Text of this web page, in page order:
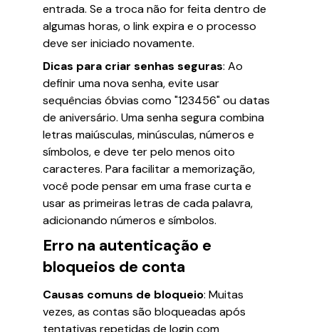
entrada. Se a troca não for feita dentro de
algumas horas, o link expira e o processo
deve ser iniciado novamente.
Dicas para criar senhas seguras: Ao
definir uma nova senha, evite usar
sequências óbvias como "123456" ou datas
de aniversário. Uma senha segura combina
letras maiúsculas, minúsculas, números e
símbolos, e deve ter pelo menos oito
caracteres. Para facilitar a memorização,
você pode pensar em uma frase curta e
usar as primeiras letras de cada palavra,
adicionando números e símbolos.
Erro na autenticação e
bloqueios de conta
Causas comuns de bloqueio: Muitas
vezes, as contas são bloqueadas após
tentativas repetidas de login com